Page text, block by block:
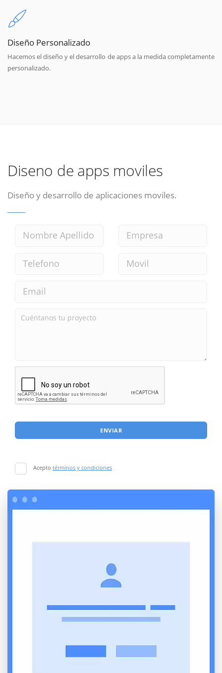
Diseño Personalizado
Hacemos el diseño y el desarrollo de apps a la medida completamente
personalizado.
Diseno de apps moviles
Diseño y desarrollo de aplicaciones moviles.
ENVIAR
Acepto términos y condiciones